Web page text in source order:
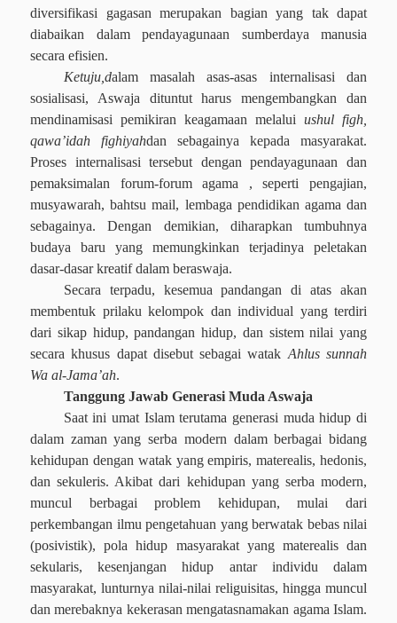
diversifikasi gagasan merupakan bagian yang tak dapat
diabaikan dalam pendayagunaan sumberdaya manusia
secara efisien.
Ketuju,dalam masalah asas-asas internalisasi dan
sosialisasi, Aswaja dituntut harus mengembangkan dan
mendinamisasi pemikiran keagamaan melalui ushul figh,
qawa’idah fighiyahdan sebagainya kepada masyarakat.
Proses internalisasi tersebut dengan pendayagunaan dan
pemaksimalan forum-forum agama , seperti pengajian,
musyawarah, bahtsu mail, lembaga pendidikan agama dan
sebagainya. Dengan demikian, diharapkan tumbuhnya
budaya baru yang memungkinkan terjadinya peletakan
dasar-dasar kreatif dalam beraswaja.
Secara terpadu, kesemua pandangan di atas akan
membentuk prilaku kelompok dan individual yang terdiri
dari sikap hidup, pandangan hidup, dan sistem nilai yang
secara khusus dapat disebut sebagai watak Ahlus sunnah
Wa al-Jama’ah.
Tanggung Jawab Generasi Muda Aswaja
Saat ini umat Islam terutama generasi muda hidup di
dalam zaman yang serba modern dalam berbagai bidang
kehidupan dengan watak yang empiris, materealis, hedonis,
dan sekuleris. Akibat dari kehidupan yang serba modern,
muncul berbagai problem kehidupan, mulai dari
perkembangan ilmu pengetahuan yang berwatak bebas nilai
(posivistik), pola hidup masyarakat yang materealis dan
sekularis, kesenjangan hidup antar individu dalam
masyarakat, lunturnya nilai-nilai religuisitas, hingga muncul
dan merebaknya kekerasan mengatasnamakan agama Islam.